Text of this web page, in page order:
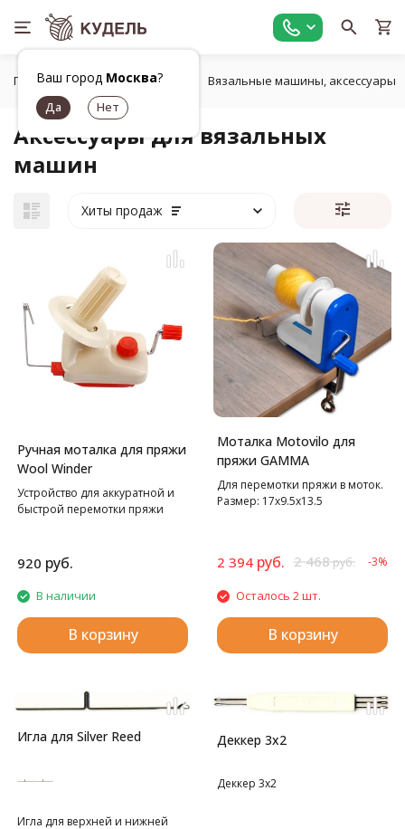
Ваш город Москва?
Главная Оборудование Вязальные машины, аксессуары
Аксессуары для вязальных
машин
Хиты продаж
Ручная моталка для пряжи
Wool Winder
Устройство для аккуратной и
быстрой перемотки пряжи
920 руб.
В наличии
В корзину
Моталка Motovilo для
пряжи GAMMA
Для перемотки пряжи в моток.
Размер: 17х9.5х13.5
2 394 руб. 2 468руб. -3%
Осталось 2 шт.
В корзину
Игла для Silver Reed
Игла для верхней и нижней
Деккер 3х2
Деккер 3х2